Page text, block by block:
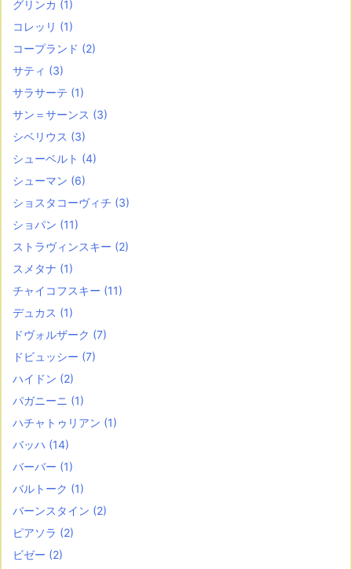
グリンカ (1)
コレッリ (1)
コープランド (2)
サティ (3)
サラサーテ (1)
サン＝サーンス (3)
シベリウス (3)
シューベルト (4)
シューマン (6)
ショスタコーヴィチ (3)
ショパン (11)
ストラヴィンスキー (2)
スメタナ (1)
チャイコフスキー (11)
デュカス (1)
ドヴォルザーク (7)
ドビュッシー (7)
ハイドン (2)
パガニーニ (1)
ハチャトゥリアン (1)
バッハ (14)
バーバー (1)
バルトーク (1)
バーンスタイン (2)
ピアソラ (2)
ビゼー (2)